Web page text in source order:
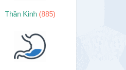
Thần Kinh (885)